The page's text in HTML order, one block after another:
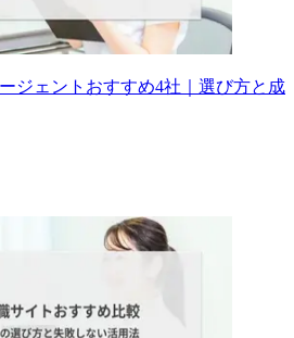
ジェントおすすめ4社｜選び方と成